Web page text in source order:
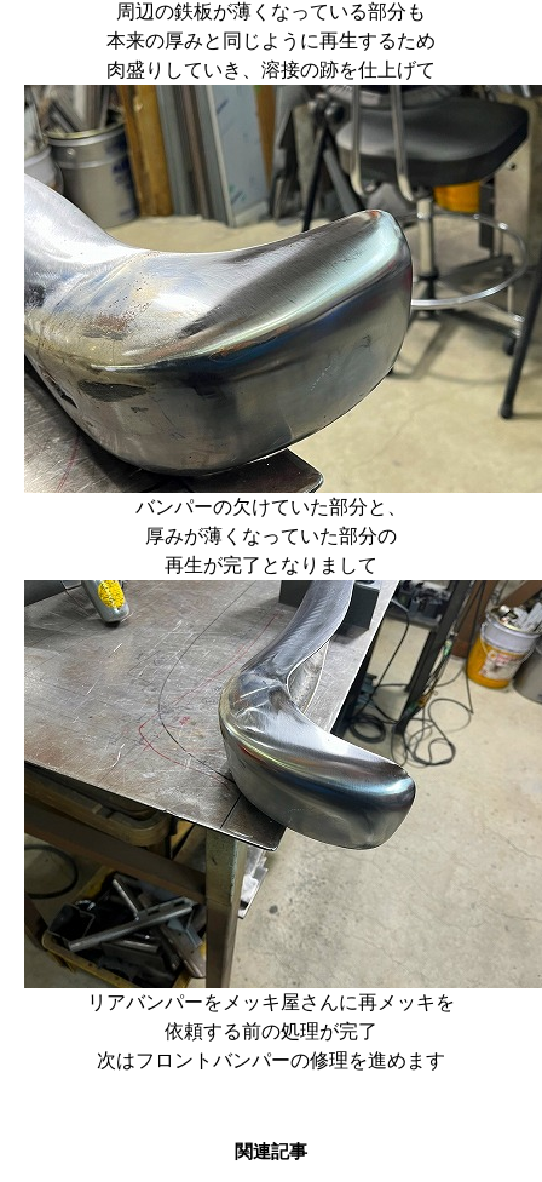
周辺の鉄板が薄くなっている部分も
本来の厚みと同じように再生するため
肉盛りしていき、溶接の跡を仕上げて
バンパーの欠けていた部分と、
厚みが薄くなっていた部分の
再生が完了となりまして
リアバンパーをメッキ屋さんに再メッキを
依頼する前の処理が完了
次はフロントバンパーの修理を進めます
関連記事